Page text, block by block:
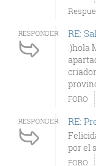
RESPONDER RE:
:)hola
FORO
RESPONDER RE:
por el
FORO